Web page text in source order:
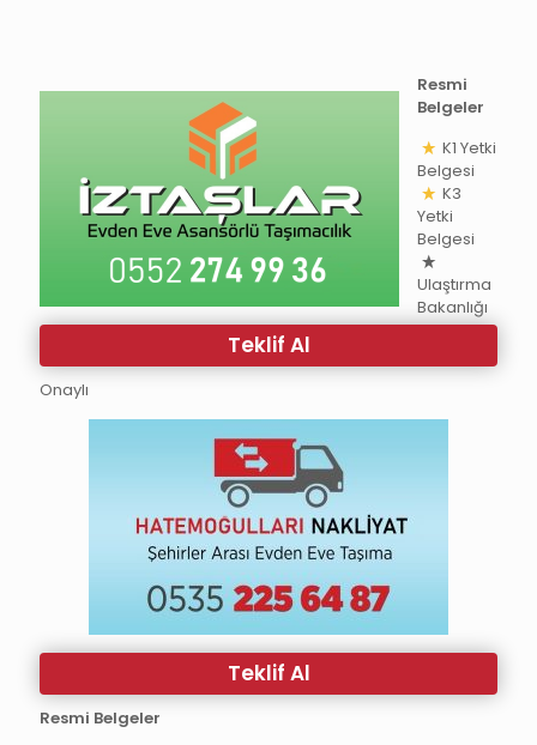
Teklif Al
Resmi
Belgeler
K1 Yetki
Belgesi
K3
Yetki
Belgesi
Ulaştırma
Bakanlığı
Onaylı
Teklif Al
Resmi Belgeler